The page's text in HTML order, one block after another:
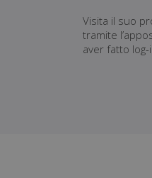
Visita il suo
tramite
aver fatto